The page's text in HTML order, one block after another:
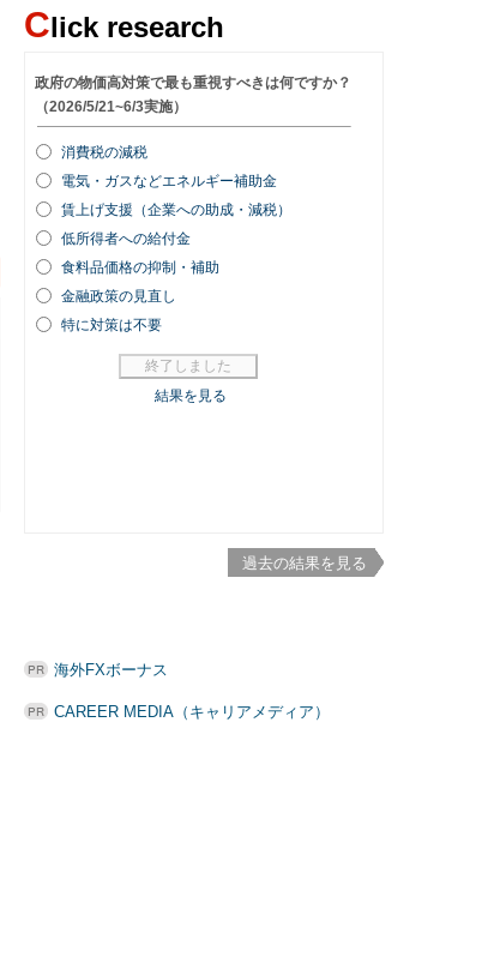
Click research
過去の結果を見る
海外FXボーナス
CAREER MEDIA（キャリアメディア）